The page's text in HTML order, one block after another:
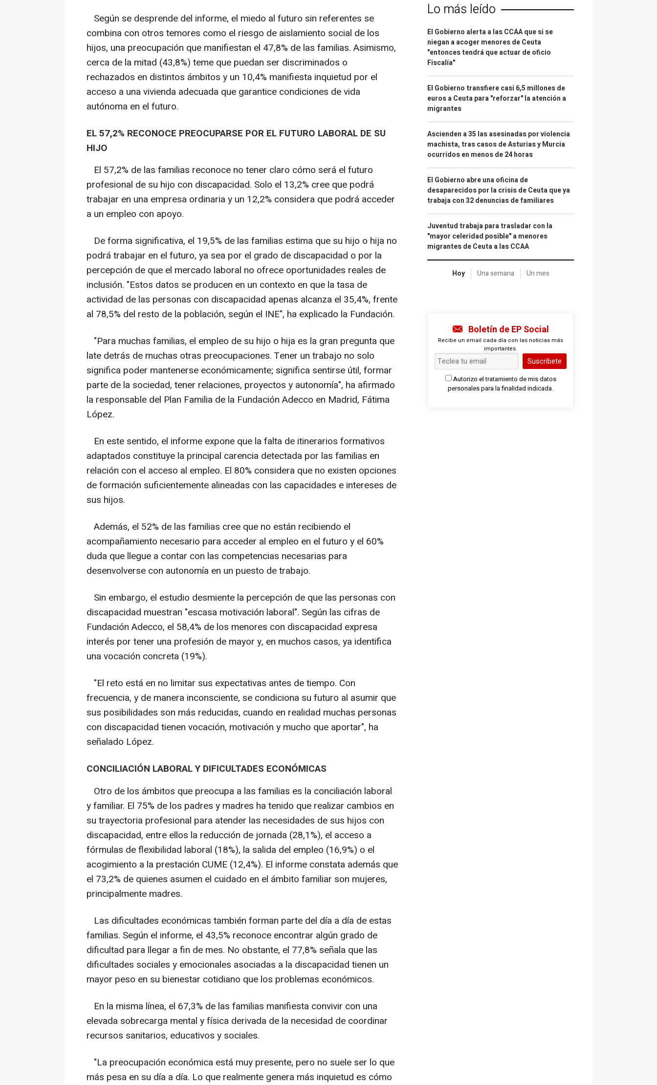
Según se desprende del informe, el miedo al futuro sin referentes se
combina con otros temores como el riesgo de aislamiento social de los
hijos, una preocupación que manifiestan el 47,8% de las familias. Asimismo,
cerca de la mitad (43,8%) teme que puedan ser discriminados o
rechazados en distintos ámbitos y un 10,4% manifiesta inquietud por el
acceso a una vivienda adecuada que garantice condiciones de vida
autónoma en el futuro.
EL 57,2% RECONOCE PREOCUPARSE POR EL FUTURO LABORAL DE SU
HIJO
El 57,2% de las familias reconoce no tener claro cómo será el futuro
profesional de su hijo con discapacidad. Solo el 13,2% cree que podrá
trabajar en una empresa ordinaria y un 12,2% considera que podrá acceder
a un empleo con apoyo.
De forma significativa, el 19,5% de las familias estima que su hijo o hija no
podrá trabajar en el futuro, ya sea por el grado de discapacidad o por la
percepción de que el mercado laboral no ofrece oportunidades reales de
inclusión. "Estos datos se producen en un contexto en que la tasa de
actividad de las personas con discapacidad apenas alcanza el 35,4%, frente
al 78,5% del resto de la población, según el INE", ha explicado la Fundación.
"Para muchas familias, el empleo de su hijo o hija es la gran pregunta que
late detrás de muchas otras preocupaciones. Tener un trabajo no solo
significa poder mantenerse económicamente; significa sentirse útil, formar
parte de la sociedad, tener relaciones, proyectos y autonomía", ha afirmado
la responsable del Plan Familia de la Fundación Adecco en Madrid, Fátima
López.
En este sentido, el informe expone que la falta de itinerarios formativos
adaptados constituye la principal carencia detectada por las familias en
relación con el acceso al empleo. El 80% considera que no existen opciones
de formación suficientemente alineadas con las capacidades e intereses de
sus hijos.
Además, el 52% de las familias cree que no están recibiendo el
acompañamiento necesario para acceder al empleo en el futuro y el 60%
duda que llegue a contar con las competencias necesarias para
desenvolverse con autonomía en un puesto de trabajo.
Sin embargo, el estudio desmiente la percepción de que las personas con
discapacidad muestran "escasa motivación laboral". Según las cifras de
Fundación Adecco, el 58,4% de los menores con discapacidad expresa
interés por tener una profesión de mayor y, en muchos casos, ya identifica
una vocación concreta (19%).
"El reto está en no limitar sus expectativas antes de tiempo. Con
frecuencia, y de manera inconsciente, se condiciona su futuro al asumir que
sus posibilidades son más reducidas, cuando en realidad muchas personas
con discapacidad tienen vocación, motivación y mucho que aportar", ha
señalado López.
CONCILIACIÓN LABORAL Y DIFICULTADES ECONÓMICAS
Otro de los ámbitos que preocupa a las familias es la conciliación laboral
y familiar. El 75% de los padres y madres ha tenido que realizar cambios en
su trayectoria profesional para atender las necesidades de sus hijos con
discapacidad, entre ellos la reducción de jornada (28,1%), el acceso a
fórmulas de flexibilidad laboral (18%), la salida del empleo (16,9%) o el
acogimiento a la prestación CUME (12,4%). El informe constata además que
el 73,2% de quienes asumen el cuidado en el ámbito familiar son mujeres,
principalmente madres.
Las dificultades económicas también forman parte del día a día de estas
familias. Según el informe, el 43,5% reconoce encontrar algún grado de
dificultad para llegar a fin de mes. No obstante, el 77,8% señala que las
dificultades sociales y emocionales asociadas a la discapacidad tienen un
mayor peso en su bienestar cotidiano que los problemas económicos.
En la misma línea, el 67,3% de las familias manifiesta convivir con una
elevada sobrecarga mental y física derivada de la necesidad de coordinar
recursos sanitarios, educativos y sociales.
"La preocupación económica está muy presente, pero no suele ser lo que
más pesa en su día a día. Lo que realmente genera más inquietud es cómo
Lo más leído
El Gobierno alerta a las CCAA que si se
niegan a acoger menores de Ceuta
"entonces tendrá que actuar de oficio
Fiscalía"
El Gobierno transfiere casi 6,5 millones de
euros a Ceuta para "reforzar" la atención a
migrantes
Ascienden a 35 las asesinadas por violencia
machista, tras casos de Asturias y Murcia
ocurridos en menos de 24 horas
El Gobierno abre una oficina de
desaparecidos por la crisis de Ceuta que ya
trabaja con 32 denuncias de familiares
Juventud trabaja para trasladar con la
"mayor celeridad posible" a menores
migrantes de Ceuta a las CCAA
Hoy Una semana Un mes
Boletín de EP Social
Recibe un email cada día con las noticias más
importantes.
Suscríbete
Autorizo el tratamiento de mis datos
personales para la finalidad indicada.